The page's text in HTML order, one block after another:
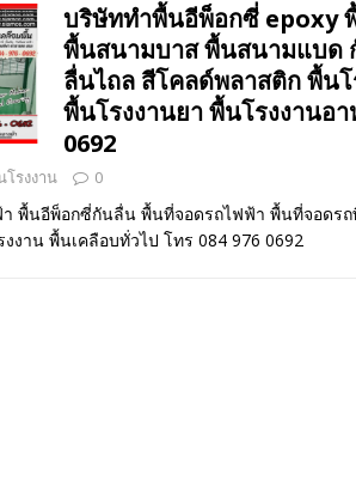
บริษัททำพื้นอีพ็อกซี่ epoxy
พื้นสนามบาส พื้นสนามแบด
ลื่นไถล สีโคลด์พลาสติก พื้น
พื้นโรงงานยา พื้นโรงงานอา
0692
รงงาน 0
พื้นอีพ็อกซี่กันลื่น พื้นที่จอดรถไฟฟ้า พื้นที่จอดร
าน พื้นเคลือบทั่วไป โทร 084 976 0692